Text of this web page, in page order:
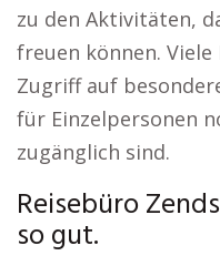
zu den Aktivitäten,
freuen können.
Zugriff auf
für Einzelpersonen
zugänglich sind.
Reisebüro
so gut.